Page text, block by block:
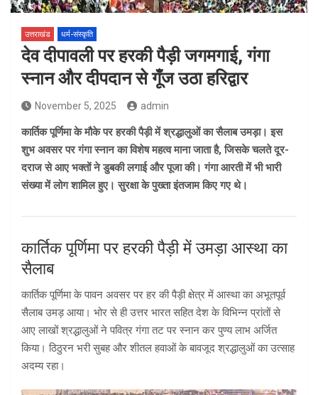
उत्तराखंड धर्म-संस्कृति
देव दीपावली पर हरकी पैड़ी जगमगाई, गंगा
स्नान और दीपदान से गूँज उठा हरिद्वार
November 5, 2025 admin
कार्तिक पूर्णिमा के मौके पर हरकी पैड़ी में श्रद्धालुओं का सैलाब उमड़ा। इस
शुभ अवसर पर गंगा स्नान का विशेष महत्व माना जाता है, जिसके चलते दूर-
दराज से आए भक्तों ने डुबकी लगाई और पूजा की। गंगा आरती में भी भारी
संख्या में लोग शामिल हुए। सुरक्षा के पुख्ता इंतजाम किए गए थे।
कार्तिक पूर्णिमा पर हरकी पैड़ी में उमड़ा आस्था का
सैलाब
कार्तिक पूर्णिमा के पावन अवसर पर हर की पैड़ी क्षेत्र में आस्था का अभूतपूर्व
सैलाब उमड़ आया। भोर से ही उत्तर भारत सहित देश के विभिन्न प्रांतों से
आए लाखों श्रद्धालुओं ने पवित्र गंगा तट पर स्नान कर पुण्य लाभ अर्जित
किया। ठिठुरन भरी सुबह और शीतल हवाओं के बावजूद श्रद्धालुओं का उत्साह
अदम्य रहा।